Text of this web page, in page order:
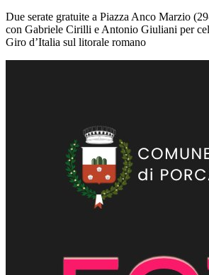
Due serate gratuite a Piazza Anco Marzio
con Gabriele Cirilli e Antonio Giuliani per
Giro d’Italia sul litorale romano